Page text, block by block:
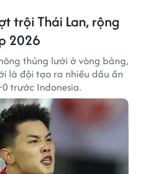
trội Thái Lan, rộng
2026
thủng lưới ở vòng bảng,
là đội tạo ra nhiều dấu ấn
trước Indonesia.